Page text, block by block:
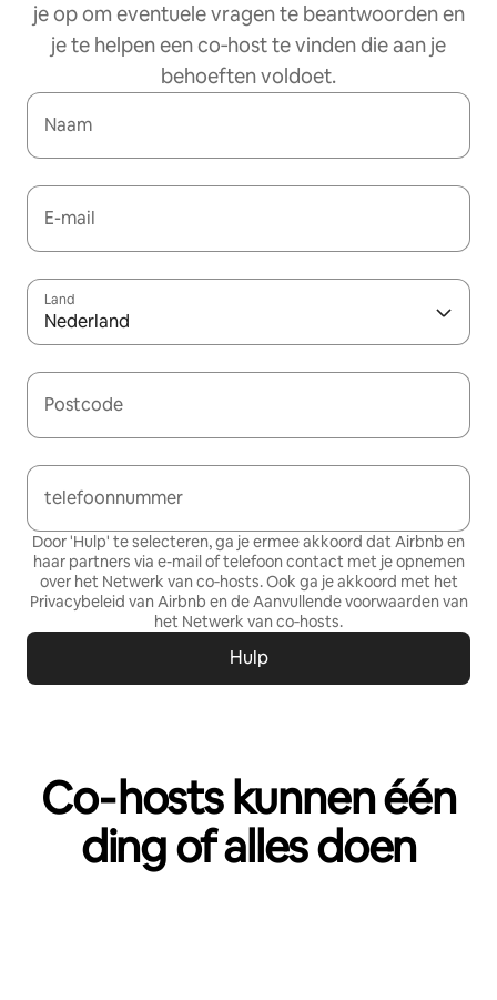
je op om eventuele vragen te beantwoorden en
je te helpen een co‑host te vinden die aan je
behoeften voldoet.
Naam
E-mail
Land
Nederland
Postcode
telefoonnummer
Door 'Hulp' te selecteren, ga je ermee akkoord dat Airbnb en
haar partners via e-mail of telefoon contact met je opnemen
over het Netwerk van co‑hosts. Ook ga je akkoord met het
Privacybeleid van Airbnb en deAanvullende voorwaarden van
het Netwerk van co‑hosts.
Hulp
Co‑hosts kunnen één
ding of alles doen